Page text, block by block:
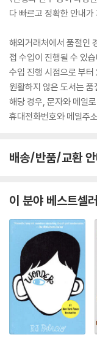
다 빠르고 정확한 안내가
해외거래처에서 품절인
접 수입이 진행될 수 있
수입 진행 시점으로 부
원활하지 않은 도서는
해당 경우, 문자와 메일
휴대전화번호와 메일주
배송/반품/교환
이 분야 베스트셀러